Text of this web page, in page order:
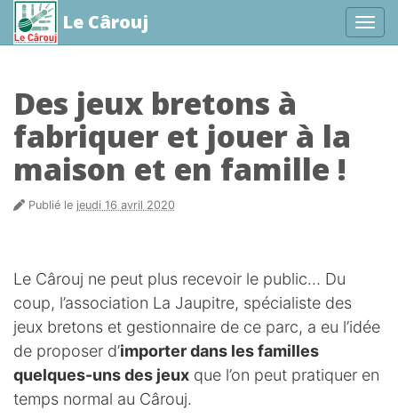
Le Cârouj
Des jeux bretons à
fabriquer et jouer à la
maison et en famille !
Publié le jeudi 16 avril 2020
Le Cârouj ne peut plus recevoir le public… Du
coup, l’association La Jaupitre, spécialiste des
jeux bretons et gestionnaire de ce parc, a eu l’idée
de proposer d’importer dans les familles
quelques-uns des jeux que l’on peut pratiquer en
temps normal au Cârouj.